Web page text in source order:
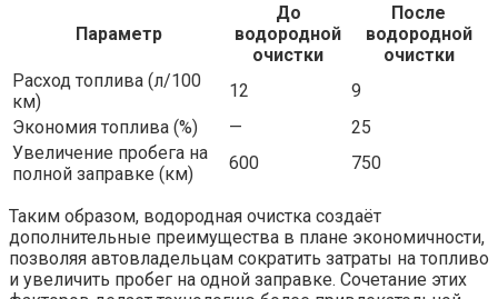
Параметр
До
водородной
очистки
После
водородной
очистки
Расход топлива (л/100
км)
12
9
Экономия топлива (%)
—
25
Увеличение пробега на
полной заправке (км)
600 750
Таким образом, водородная очистка создаёт
дополнительные преимущества в плане экономичности,
позволяя автовладельцам сократить затраты на топливо
и увеличить пробег на одной заправке. Сочетание этих